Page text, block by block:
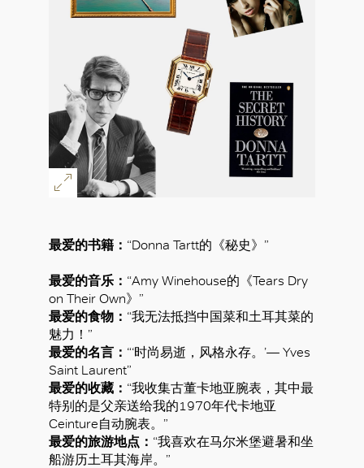
最爱的书籍： “Donna Tartt的《秘史》”
最爱的音乐： “Amy Winehouse的《Tears Dry
on Their Own》”
最爱的食物： “我无法抵挡中国菜和土耳其菜的
魅力！”
最爱的名言： “‘时尚易逝，风格永存。’— Yves
Saint Laurent”
最爱的收藏： “我收集古董卡地亚腕表，其中最
特别的是父亲送给我的1970年代卡地亚
Ceinture自动腕表。”
最爱的旅游地点： “我喜欢在马尔米堡避暑和坐
船游历土耳其海岸。”